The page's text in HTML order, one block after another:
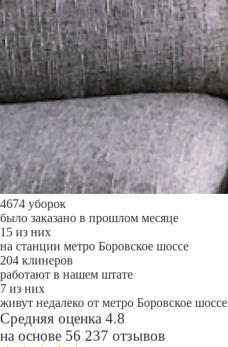
4674 уборок
было заказано в прошлом месяце
15 из них
на станции метро Боровское шоссе
204 клинеров
работают в нашем штате
7 из них
живут недалеко от метро Боровское шоссе
Средняя оценка 4.8
на основе 56 237 отзывов